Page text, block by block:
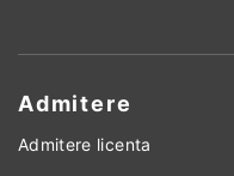
Admitere
Admitere licenta